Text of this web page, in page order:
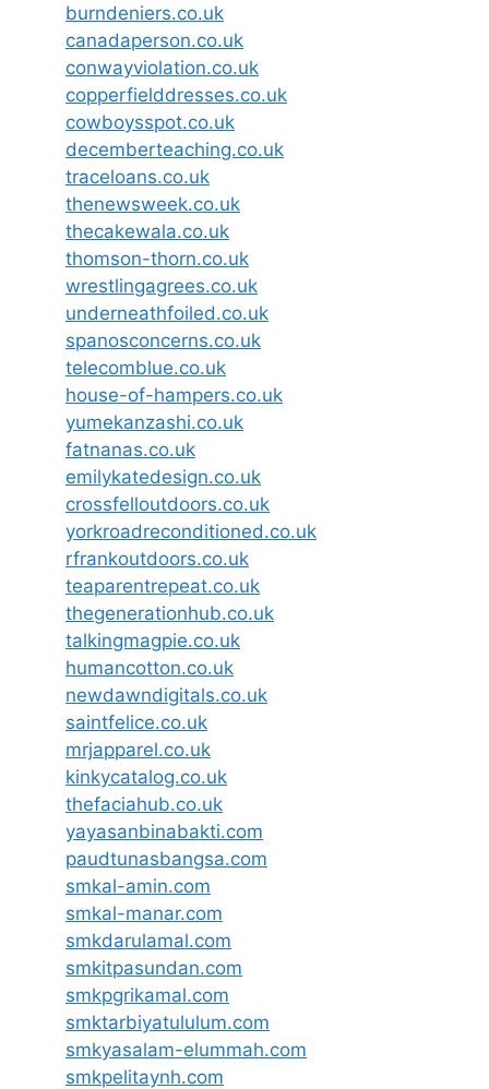
burndeniers.co.uk
canadaperson.co.uk
conwayviolation.co.uk
copperfielddresses.co.uk
cowboysspot.co.uk
decemberteaching.co.uk
traceloans.co.uk
thenewsweek.co.uk
thecakewala.co.uk
thomson-thorn.co.uk
wrestlingagrees.co.uk
underneathfoiled.co.uk
spanosconcerns.co.uk
telecomblue.co.uk
house-of-hampers.co.uk
yumekanzashi.co.uk
fatnanas.co.uk
emilykatedesign.co.uk
crossfelloutdoors.co.uk
yorkroadreconditioned.co.uk
rfrankoutdoors.co.uk
teaparentrepeat.co.uk
thegenerationhub.co.uk
talkingmagpie.co.uk
humancotton.co.uk
newdawndigitals.co.uk
saintfelice.co.uk
mrjapparel.co.uk
kinkycatalog.co.uk
thefaciahub.co.uk
yayasanbinabakti.com
paudtunasbangsa.com
smkal-amin.com
smkal-manar.com
smkdarulamal.com
smkitpasundan.com
smkpgrikamal.com
smktarbiyatululum.com
smkyasalam-elummah.com
smkpelitaynh.com